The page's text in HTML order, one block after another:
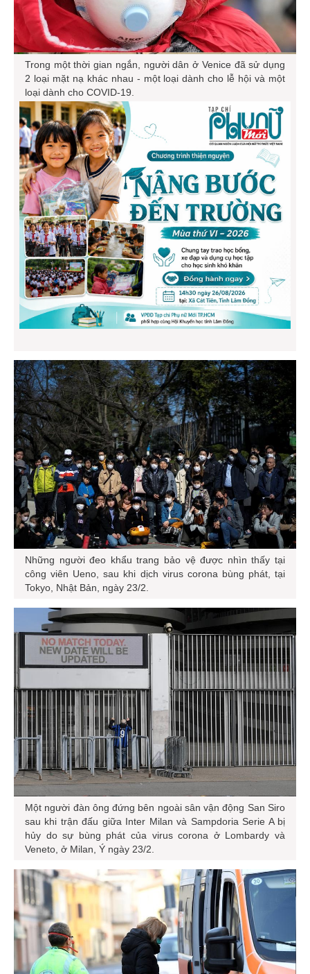
Trong một thời gian ngắn, người dân ở Venice đã sử dụng
2 loại mặt nạ khác nhau - một loại dành cho lễ hội và một
loại dành cho COVID-19.
Những người đeo khẩu trang bảo vệ được nhìn thấy tại
công viên Ueno, sau khi dịch virus corona bùng phát, tại
Tokyo, Nhật Bản, ngày 23/2.
Một người đàn ông đứng bên ngoài sân vận động San Siro
sau khi trận đấu giữa Inter Milan và Sampdoria Serie A bị
hủy do sự bùng phát của virus corona ở Lombardy và
Veneto, ở Milan, Ý ngày 23/2.